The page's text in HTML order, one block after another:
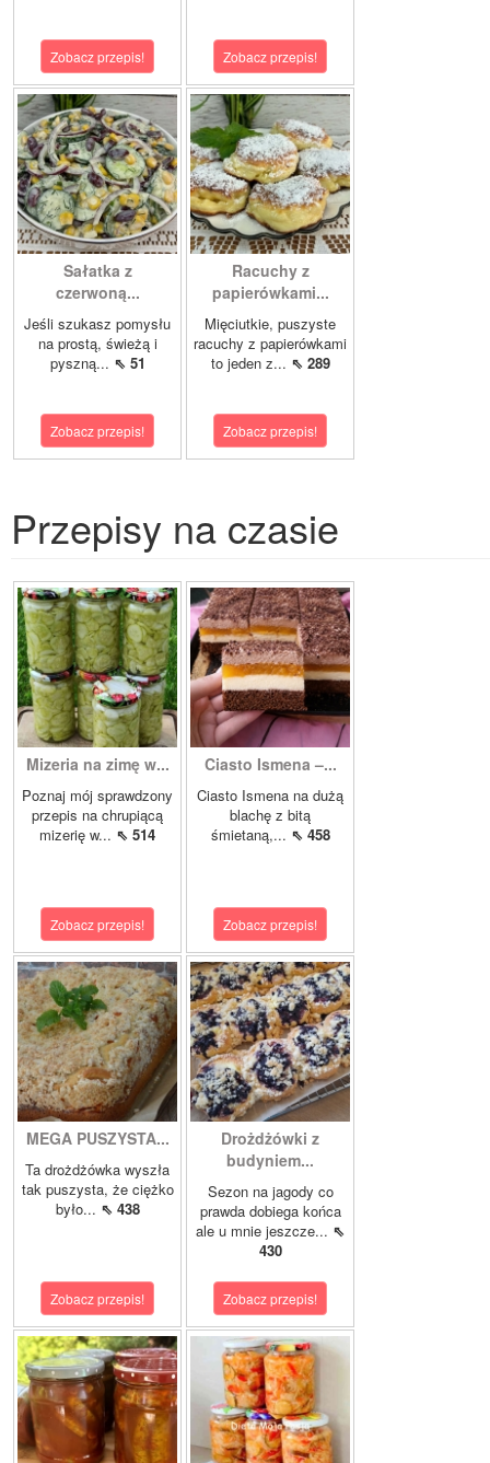
Zobacz przepis! Zobacz przepis!
Sałatka z
czerwoną...
Jeśli szukasz pomysłu
na prostą, świeżą i
pyszną... ⇖ 51
Zobacz przepis!
Racuchy z
papierówkami...
Mięciutkie, puszyste
racuchy z papierówkami
to jeden z... ⇖ 289
Zobacz przepis!
Przepisy na czasie
Mizeria na zimę w...
Poznaj mój sprawdzony
przepis na chrupiącą
mizerię w... ⇖ 514
Zobacz przepis!
Ciasto Ismena –...
Ciasto Ismena na dużą
blachę z bitą
śmietaną,... ⇖ 458
Zobacz przepis!
MEGA PUSZYSTA...
Ta drożdżówka wyszła
tak puszysta, że ciężko
było... ⇖ 438
Zobacz przepis!
Drożdżówki z
budyniem...
Sezon na jagody co
prawda dobiega końca
ale u mnie jeszcze... ⇖
430
Zobacz przepis!